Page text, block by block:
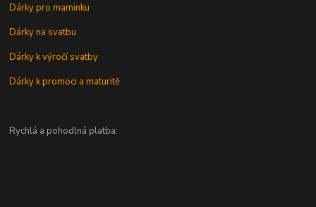
Dárky pro maminku
Dárky na svatbu
Dárky k výročí svatby
Dárky k promoci a maturitě
Rychlá a pohodlná platba: